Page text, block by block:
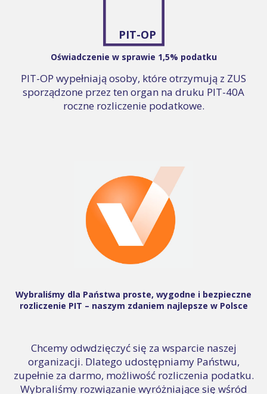
PIT-OP
Oświadczenie w sprawie 1,5% podatku
PIT-OP wypełniają osoby, które otrzymują z ZUS
sporządzone przez ten organ na druku PIT-40A
roczne rozliczenie podatkowe.
Wybraliśmy dla Państwa proste, wygodne i bezpieczne
rozliczenie PIT – naszym zdaniem najlepsze w Polsce
Chcemy odwdzięczyć się za wsparcie naszej
organizacji. Dlatego udostępniamy Państwu,
zupełnie za darmo, możliwość rozliczenia podatku.
Wybraliśmy rozwiązanie wyróżniające się wśród